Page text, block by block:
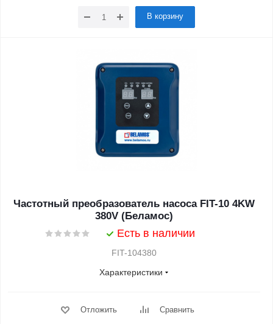
В корзину
Частотный преобразователь насоса FIT-10 4KW
380V (Беламос)
Есть в наличии
FIT-104380
Характеристики
Отложить Сравнить